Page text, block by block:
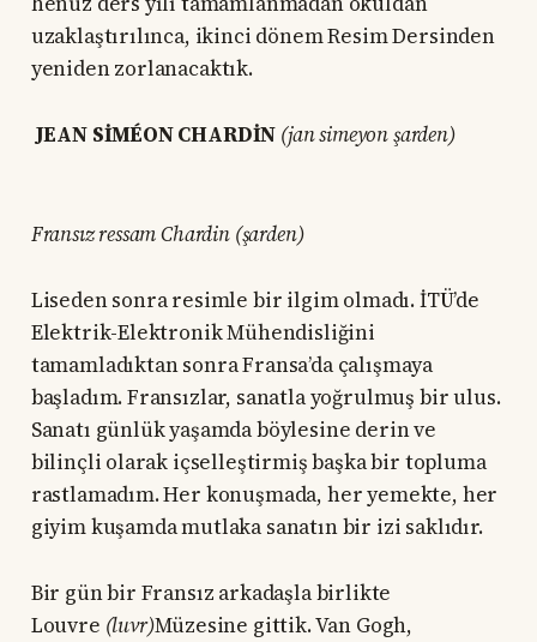
uzaklaştırılınca, ikinci dönem Resim Dersinden
yeniden zorlanacaktık.
JEAN SİMÉON CHARDİN (jan simeyon şarden)
Fransız ressam Chardin (şarden)
Liseden sonra resimle bir ilgim olmadı. İTÜ’de
Elektrik-Elektronik Mühendisliğini
tamamladıktan sonra Fransa’da çalışmaya
başladım. Fransızlar, sanatla yoğrulmuş bir ulus.
Sanatı günlük yaşamda böylesine derin ve
bilinçli olarak içselleştirmiş başka bir topluma
rastlamadım. Her konuşmada, her yemekte, her
giyim kuşamda mutlaka sanatın bir izi saklıdır.
Bir gün bir Fransız arkadaşla birlikte
Louvre (luvr)Müzesine gittik. Van Gogh,